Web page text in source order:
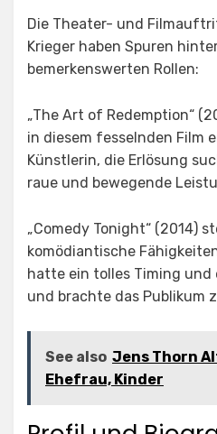
Die Theater- und
Krieger haben Spuren
bemerkenswerten Rollen:
„The Art of Redemption“
in diesem fesselnden Film
Künstlerin, die Erlösung
raue und bewegende
„Comedy Tonight“ (2014)
komödiantische
hatte ein tolles Timing und
und brachte das Publikum
See also Jens Thorn
Ehefrau, Kinder